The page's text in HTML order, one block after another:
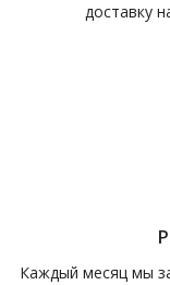
доставку
Каждый месяц мы